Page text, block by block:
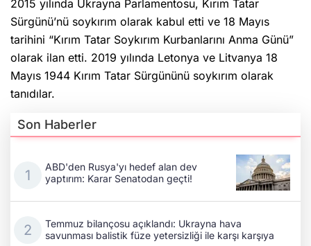
2015 yılında Ukrayna Parlamentosu, Kırım Tatar
Sürgünü’nü soykırım olarak kabul etti ve 18 Mayıs
tarihini “Kırım Tatar Soykırım Kurbanlarını Anma Günü”
olarak ilan etti. 2019 yılında Letonya ve Litvanya 18
Mayıs 1944 Kırım Tatar Sürgününü soykırım olarak
tanıdılar.
Son Haberler
ABD'den Rusya'yı hedef alan dev
yaptırım: Karar Senatodan geçti!
Temmuz bilançosu açıklandı: Ukrayna hava
savunması balistik füze yetersizliği ile karşı karşıya